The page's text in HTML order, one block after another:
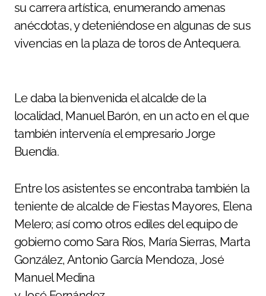
su carrera artística, enumerando amenas
anécdotas, y deteniéndose en algunas de sus
vivencias en la plaza de toros de Antequera.
Le daba la bienvenida el alcalde de la
localidad, Manuel Barón, en un acto en el que
también intervenía el empresario Jorge
Buendía.
Entre los asistentes se encontraba también la
teniente de alcalde de Fiestas Mayores, Elena
Melero; así como otros ediles del equipo de
gobierno como Sara Ríos, María Sierras, Marta
González, Antonio García Mendoza, José
Manuel Medina